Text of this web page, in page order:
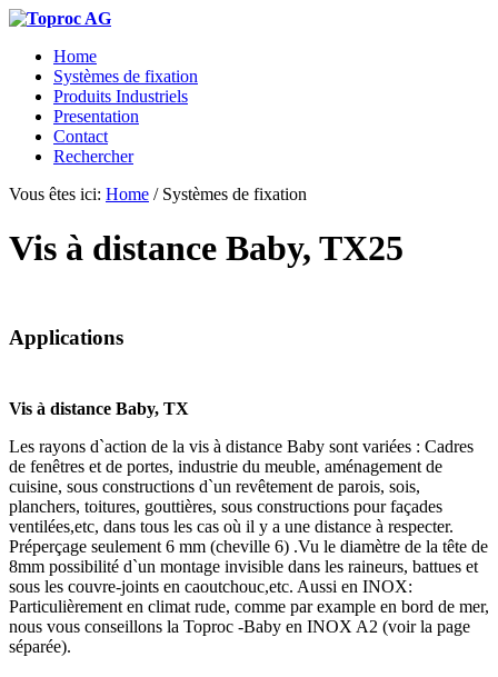
Home
Systèmes de fixation
Produits Industriels
Presentation
Contact
Rechercher
Vous êtes ici: Home / Systèmes de fixation
Vis à distance Baby, TX25
Applications
Vis à distance Baby, TX
Les rayons d`action de la vis à distance Baby sont variées : Cadres
de fenêtres et de portes, industrie du meuble, aménagement de
cuisine, sous constructions d`un revêtement de parois, sois,
planchers, toitures, gouttières, sous constructions pour façades
ventilées,etc, dans tous les cas où il y a une distance à respecter.
Préperçage seulement 6 mm (cheville 6) .Vu le diamètre de la tête de
8mm possibilité d`un montage invisible dans les raineurs, battues et
sous les couvre-joints en caoutchouc,etc. Aussi en INOX:
Particulièrement en climat rude, comme par example en bord de mer,
nous vous conseillons la Toproc -Baby en INOX A2 (voir la page
séparée).